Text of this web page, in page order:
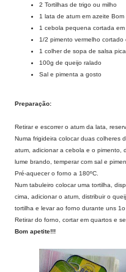
2 Tortilhas de trigo ou milho
1 lata de atum em azeite Bom
1 cebola pequena cortada em
1/2 pimento vermelho cortado
1 colher de sopa de salsa
100g de queijo ralado
Sal e pimenta a gosto
Preparação:
Retirar e escorrer o atum da lata,
Numa frigideira colocar duas colheres
atum, adicionar a cebola e o pimento,
lume brando, temperar com sal e
Pré-aquecer o forno a 180ºC.
Num tabuleiro colocar uma tortilha,
cima, adicionar o atum, distribuir o
tortilha e levar ao forno durante uns 1o
Retirar do forno, cortar em quartos e
Bom apetite!!!